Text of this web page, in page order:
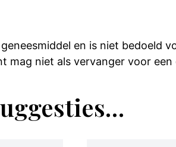
en is niet bedoeld
mag niet als vervanger voor